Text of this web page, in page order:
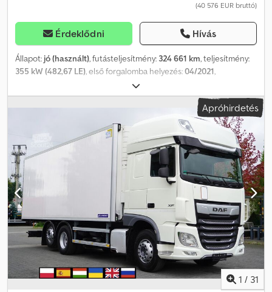
(40 576 EUR bruttó)
Érdeklődni Hívás
Állapot: jó (használt), futásteljesítmény: 324 661 km, teljesítmény:
355 kW (482,67 LE), első forgalomba helyezés:04/2021,
, tengelyelrendezés:
szín:fehér, vezetőfülke:alvófülke, hajtástípus:automata,
kibocsátási osztály:
, Felszereltség:ABS,
AdBlue, EBS (Elektronikus fékrendszer), elektromos
ablakemelő, fedélzeti számítógép, hűtőszekrény, koromszűrő,
ködlámpák, központi zár, légkondicionálás, = További
lehetőségek és tartozékok = - Alumínium üzemanyagtartály -
Laprugós felfüggesztés - Légrugós felfüggesztés - Légrugós
ülések - Részecskeszűrő Credpfx Asznlcdoftjf - Rádió/CD-lejátszó
- Alvókabín - Napellenző - Szerszámos láda = Megjegyzések = DAF
XF480 SSC Mega Red, 661 km, XLRTEH4300G351810, könnyűfém
felnik, új Michelin gumiabroncsok = További információk = Első
tengely: kormányozható Motor hengerűrtartalma: 12 902 cm³ Üres
tömeg: 7964 kg Megengedett teherbírás: 28 015 kg Megengedett
össztömeg: 35 979 kg Sérülések: nincsenek
Apróhirdetés
1 / 31